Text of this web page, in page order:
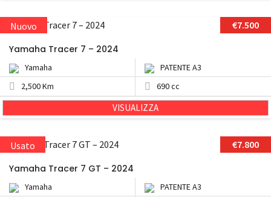
€7.500
Nuovo
Yamaha Tracer 7 – 2024
Yamaha
PATENTE A3
2,500 Km
690 cc
VISUALIZZA
€7.800
Usato
Yamaha Tracer 7 GT – 2024
Yamaha
PATENTE A3